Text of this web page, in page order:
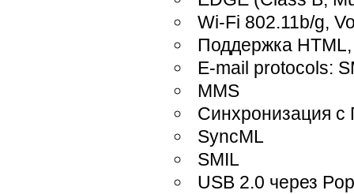
Wi-Fi 802.11b/g,
Поддержка
E-mail protocols:
MMS
Синхронизация с
SyncML
SMIL
USB 2.0 через